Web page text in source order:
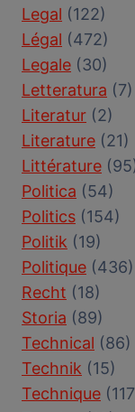
Legal (122)
Légal (472)
Legale (30)
Letteratura (7)
Literatur (2)
Literature (21)
Littérature
Politica (54)
Politics (154)
Politik (19)
Politique (436)
Recht (18)
Storia (89)
Technical (86)
Technik (15)
Technique